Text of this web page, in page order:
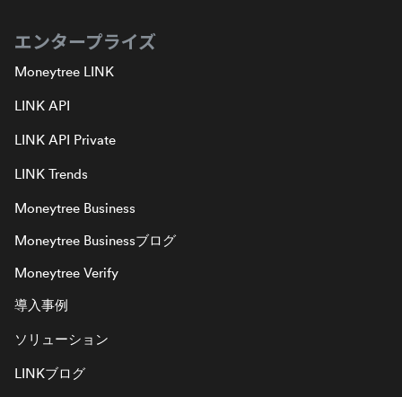
エンタープライズ
Moneytree LINK
LINK API
LINK API Private
LINK Trends
Moneytree Business
Moneytree Businessブログ
Moneytree Verify
導入事例
ソリューション
LINKブログ